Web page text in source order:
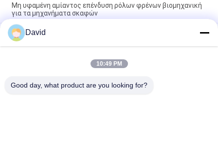
Μη υφαμένη αμίαντος επένδυση ρόλων φρένων βιομηχανική
για τα μηχανήματα σκαφών
Ανταλλακτικά Τρακτέρ Αυτοκινήτων Επένδυση Φρένων με
Χαλκό και Ορείχαλκο για Ταμπούρα Φρένων και Πέδιλα
Φρένων
Viscose γυαλιού υλική ISO9001 ζωνών φρένων ινών
David
10:49 PM
Good day, what product are you looking for?